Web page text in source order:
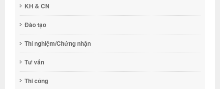
KH & CN
Đào tạo
Thí nghiệm/Chứng nhận
Tư vấn
Thi công